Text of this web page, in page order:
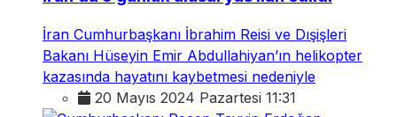
İran Cumhurbaşkanı İbrahim Reisi ve Dışişleri
Bakanı Hüseyin Emir Abdullahiyan’ın helikopter
kazasında hayatını kaybetmesi nedeniyle
20 Mayıs 2024 Pazartesi 11:31